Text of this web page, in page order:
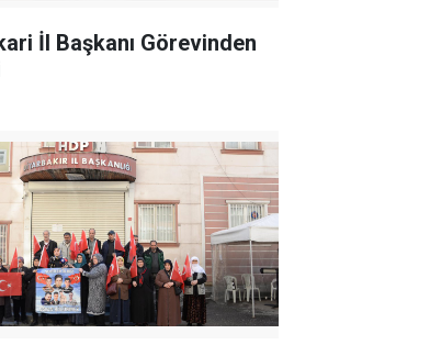
İl Başkanı Görevinden